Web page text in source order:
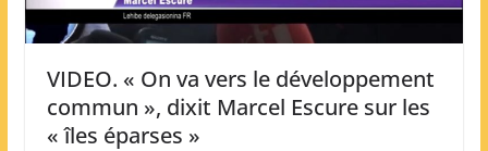
VIDEO. « On va vers le développement
commun », dixit Marcel Escure sur les
« îles éparses »